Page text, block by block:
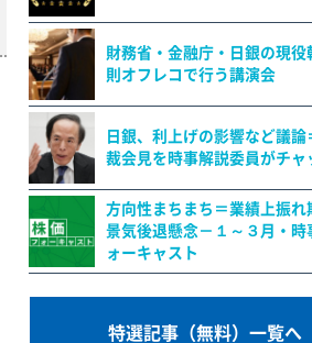
財務省・金融庁・日銀の現役
則オフレコで行う講演会
日銀、利上げの影響など議論
裁会見を時事解説委員がチャ
方向性まちまち＝業績上振れ
景気後退懸念－１～３月・時
ォーキャスト
特選記事（無料）一覧へ